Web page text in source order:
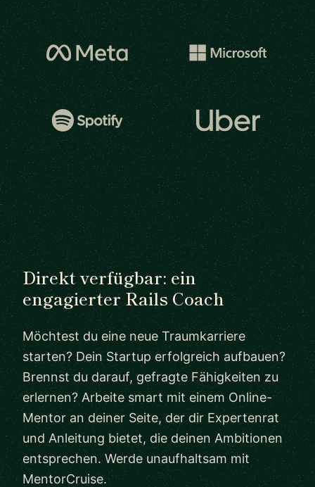
Direkt verfügbar: ein
engagierter Rails Coach
Möchtest du eine neue Traumkarriere
starten? Dein Startup erfolgreich aufbauen?
Brennst du darauf, gefragte Fähigkeiten zu
erlernen? Arbeite smart mit einem Online-
Mentor an deiner Seite, der dir Expertenrat
und Anleitung bietet, die deinen Ambitionen
entsprechen. Werde unaufhaltsam mit
MentorCruise.